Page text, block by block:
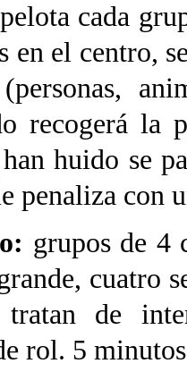
cada
en el centro,
recogerá la
huido se
penaliza con
grupos de 4
cuatro
de
rol. 5 minutos